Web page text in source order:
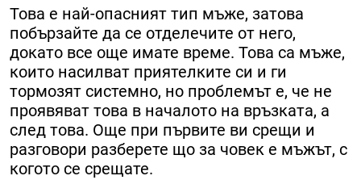
Това е най-опасният тип мъже, затова
побързайте да се отделечите от него,
докато все още имате време. Това са мъже,
които насилват приятелките си и ги
тормозят системно, но проблемът е, че не
проявяват това в началото на връзката, а
след това. Още при първите ви срещи и
разговори разберете що за човек е мъжът, с
когото се срещате.